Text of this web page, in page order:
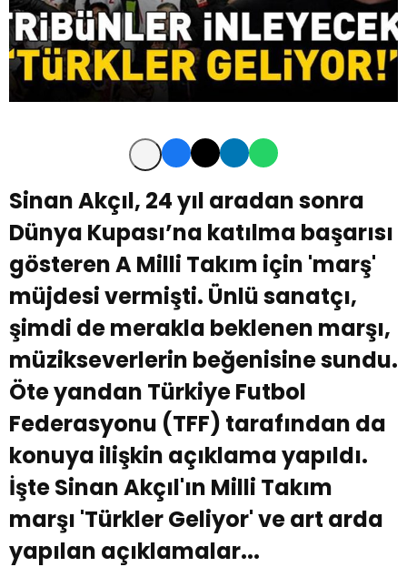
Sinan Akçıl, 24 yıl aradan sonra
Dünya Kupası’na katılma başarısı
gösteren A Milli Takım için 'marş'
müjdesi vermişti. Ünlü sanatçı,
şimdi de merakla beklenen marşı,
müzikseverlerin beğenisine sundu.
Öte yandan Türkiye Futbol
Federasyonu (TFF) tarafından da
konuya ilişkin açıklama yapıldı.
İşte Sinan Akçıl'ın Milli Takım
marşı 'Türkler Geliyor' ve art arda
yapılan açıklamalar...